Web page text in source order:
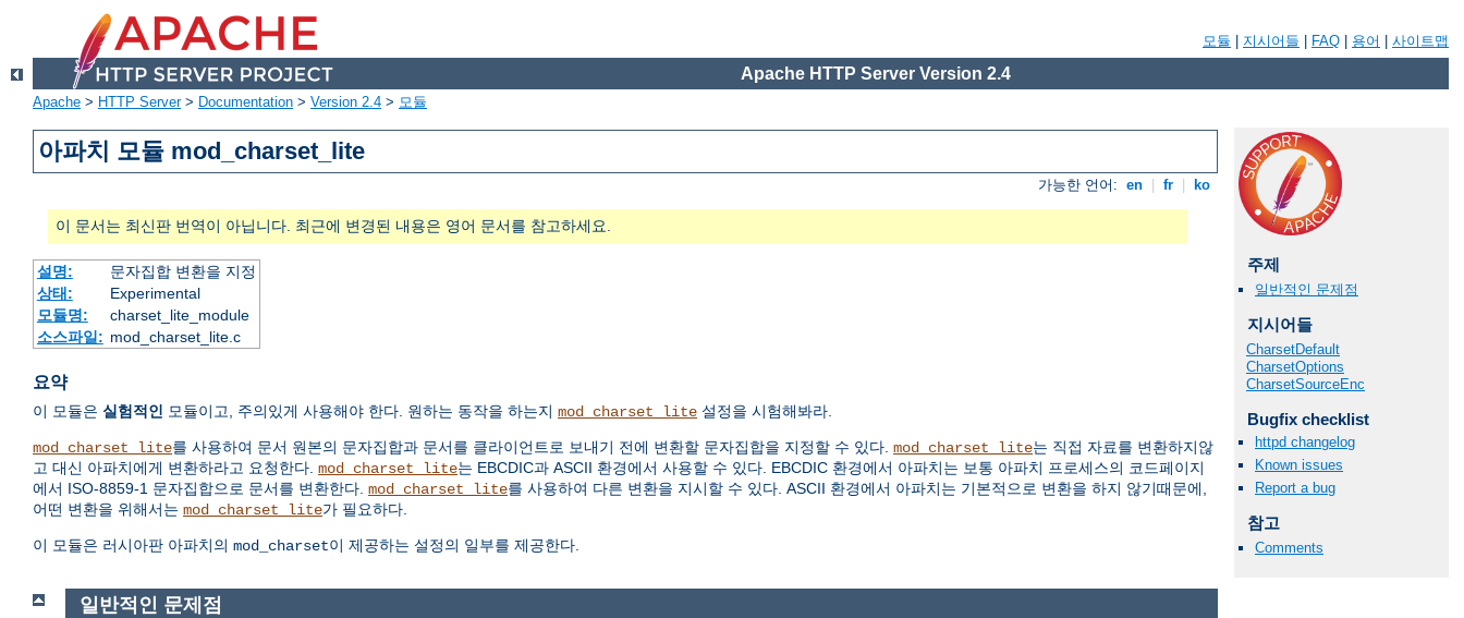
모듈 지시어들 FAQ 용어 사이트맵
Apache HTTP Server Version 2.4
Apache > HTTP Server> Documentation > Version 2.4 > 모듈
아파치 모듈 mod_charset_lite
가능한 언어: en fr ko
이 문서는 최신판 번역이 아닙니다. 최근에 변경된 내용은 영어 문서를 참고하세요.
설명:
문자집합 변환을 지정
상태:
Experimental
모듈명:
charset_lite_module
소스파일: mod_charset_lite.c
요약
이 모듈은 실험적인 모듈이고, 주의있게 사용해야 한다. 원하는 동작을 하는지 mod_charset_lite 설정을 시험해봐라.
mod_charset_lite를 사용하여 문서 원본의 문자집합과 문서를 클라이언트로 보내기 전에 변환할 문자집합을 지정할 수 있다. mod_charset_lite는 직접 자료를 변환하지않
고 대신 아파치에게 변환하라고 요청한다. mod_charset_lite는 EBCDIC과 ASCII 환경에서 사용할 수 있다. EBCDIC 환경에서 아파치는 보통 아파치 프로세스의 코드페이지
에서 ISO-8859-1 문자집합으로 문서를 변환한다. mod_charset_lite를 사용하여 다른 변환을 지시할 수 있다. ASCII 환경에서 아파치는 기본적으로 변환을 하지 않기때문에,
어떤 변환을 위해서는 mod_charset_lite가 필요하다.
이 모듈은 러시아판 아파치의 mod_charset이 제공하는 설정의 일부를 제공한다.
주제
일반적인 문제점
지시어들
CharsetDefault
CharsetOptions
CharsetSourceEnc
Bugfix checklist
httpd changelog
Known issues
Report a bug
참고
Comments
일반적인 문제점